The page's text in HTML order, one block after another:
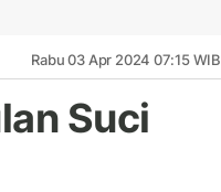
Rabu 03 Apr 2024 07:15 WIB
Suci